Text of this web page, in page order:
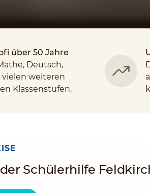
über 50 Jahre
Deutsch,
weiteren
Klassenstufen.
Schülerhilfe